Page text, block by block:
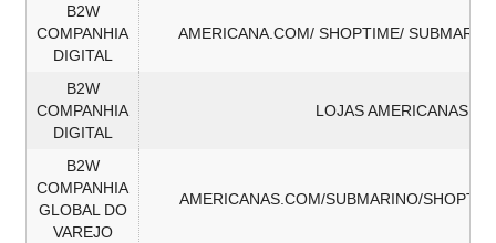
B2W
COMPANHIA
DIGITAL
AMERICANA.COM/ SHOPTIME/
B2W
COMPANHIA
DIGITAL
LOJAS AMERICANAS
B2W
COMPANHIA
GLOBAL DO
VAREJO
AMERICANAS.COM/SUBMARINO/